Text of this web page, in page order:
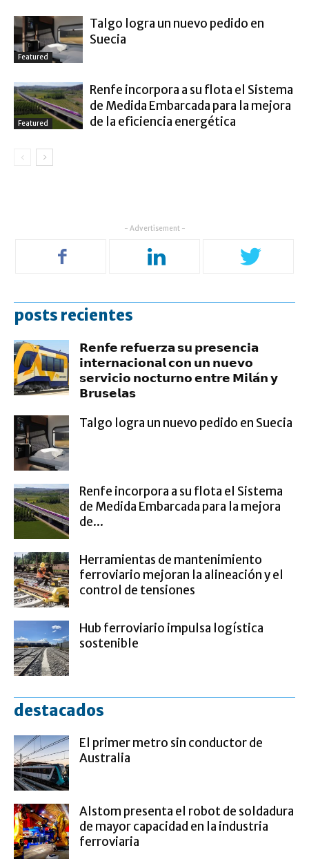
Featured
Talgo logra un nuevo pedido en
Suecia
Featured
Renfe incorpora a su flota el Sistema
de Medida Embarcada para la mejora
de la eficiencia energética
- Advertisement -
posts recientes
𝗥𝗲𝗻𝗳𝗲 𝗿𝗲𝗳𝘂𝗲𝗿𝘇𝗮 𝘀𝘂 𝗽𝗿𝗲𝘀𝗲𝗻𝗰𝗶𝗮
𝗶𝗻𝘁𝗲𝗿𝗻𝗮𝗰𝗶𝗼𝗻𝗮𝗹 𝗰𝗼𝗻 𝘂𝗻 𝗻𝘂𝗲𝘃𝗼
𝘀𝗲𝗿𝘃𝗶𝗰𝗶𝗼 𝗻𝗼𝗰𝘁𝘂𝗿𝗻𝗼 𝗲𝗻𝘁𝗿𝗲 𝗠𝗶𝗹𝗮́𝗻 𝘆
𝗕𝗿𝘂𝘀𝗲𝗹𝗮𝘀
Talgo logra un nuevo pedido en Suecia
Renfe incorpora a su flota el Sistema
de Medida Embarcada para la mejora
de...
Herramientas de mantenimiento
ferroviario mejoran la alineación y el
control de tensiones
Hub ferroviario impulsa logística
sostenible
destacados
El primer metro sin conductor de
Australia
Alstom presenta el robot de soldadura
de mayor capacidad en la industria
ferroviaria